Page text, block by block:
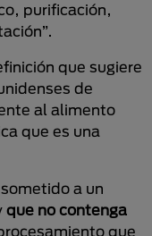
purificación,
que sugiere
de
al alimento
que es una
a un
que no contenga
que